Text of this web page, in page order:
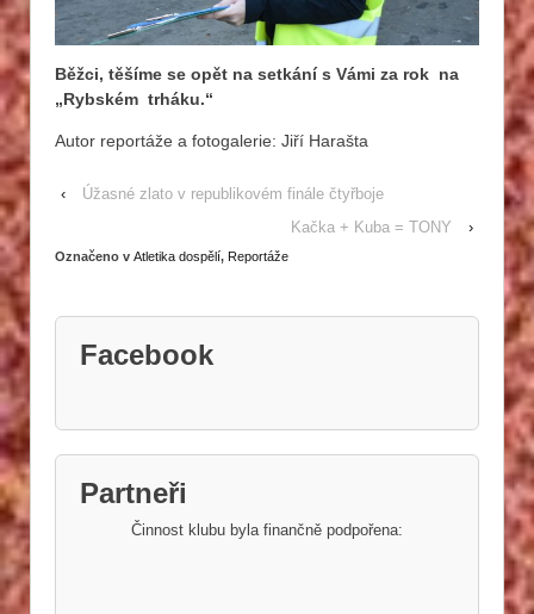
Běžci, těšíme se opět na setkání s Vámi za rok na
„Rybském trháku.“
Autor reportáže a fotogalerie: Jiří Harašta
‹
Úžasné zlato v republikovém finále čtyřboje
Kačka + Kuba = TONY
›
Označeno v Atletika dospělí, Reportáže
Facebook
Partneři
Činnost klubu byla finančně podpořena: